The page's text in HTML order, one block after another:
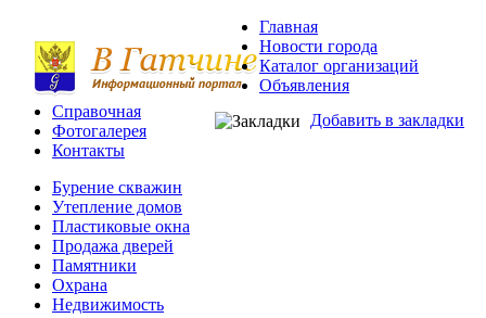
Добавить в закладки
Главная
Новости города
Каталог организаций
Объявления
Справочная
Фотогалерея
Контакты
Бурение скважин
Утепление домов
Пластиковые окна
Продажа дверей
Памятники
Охрана
Недвижимость